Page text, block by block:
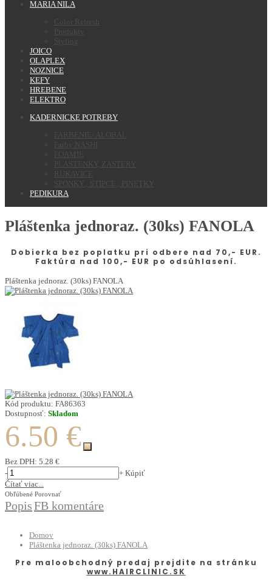
MARIA NILA
Color Refresh
Produkty
Styling
JOICO
OLAPLEX
NOZNICE
KEFY
HREBENE
ELEKTRO
KADERNICKE POTREBY
FARBENIE/ ALOBAL
Farby NASHI
FOAMIE
PLASTENKY, ZASTERY
RUKAVICE
SPONKY , STIPCE , PINETKY
PEDIKURA
Pláštenka jednoraz. (30ks) FANOLA
Dobierka bez poplatku pri odbere nad 70,- EUR.
Faktúra nad 100,- EUR po odsúhlasení.
Pláštenka jednoraz. (30ks) FANOLA
Kód produktu: FA86363
Dostupnosť: Skladom
6.50 €
Bez DPH: 5.28 €
-
+ Kúpiť
Čítať viac...
Obľúbené Porovnať
PopisFB komentáre
Domov
Pláštenka jednoraz. (30ks) FANOLA
Pre maloobchodný predaj prejdite na stránku
www.HAIRCLINIC.SK